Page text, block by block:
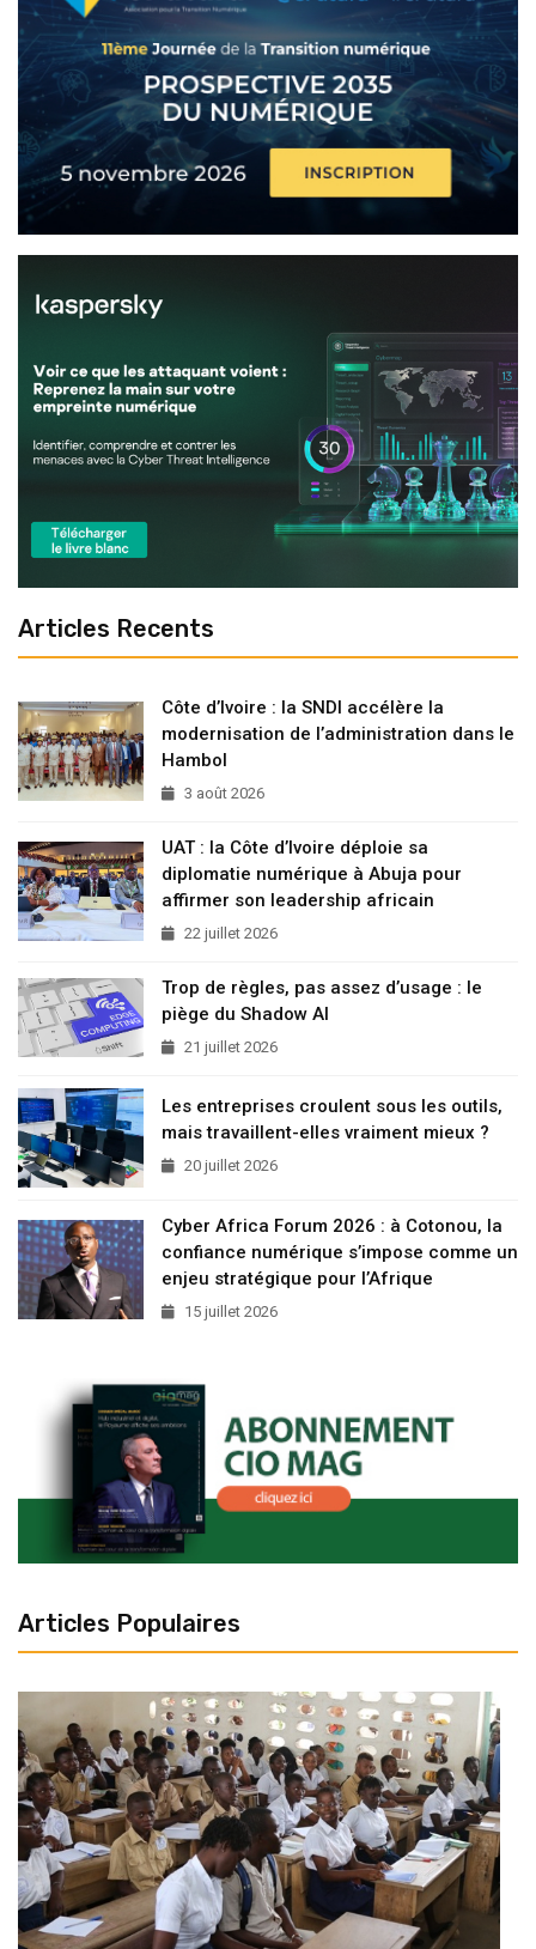
Articles Recents
Côte d’Ivoire : la SNDI accélère la
modernisation de l’administration dans le
Hambol
3 août 2026
UAT : la Côte d’Ivoire déploie sa
diplomatie numérique à Abuja pour
affirmer son leadership africain
22 juillet 2026
Trop de règles, pas assez d’usage : le
piège du Shadow AI
21 juillet 2026
Les entreprises croulent sous les outils,
mais travaillent-elles vraiment mieux ?
20 juillet 2026
Cyber Africa Forum 2026 : à Cotonou, la
confiance numérique s’impose comme un
enjeu stratégique pour l’Afrique
15 juillet 2026
Articles Populaires